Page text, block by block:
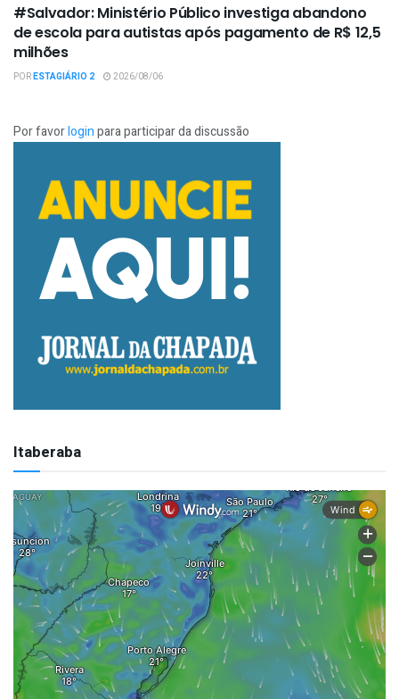
#Salvador: Ministério Público investiga abandono
de escola para autistas após pagamento de R$ 12,5
milhões
PORESTAGIÁRIO 2 2026/08/06
Por favorloginpara participar da discussão
Itaberaba